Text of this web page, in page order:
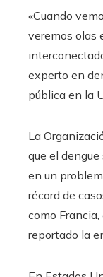
«Cuando
veremos olas
experto en
pública en la
La
que el
en un
récord de
como
reportado la